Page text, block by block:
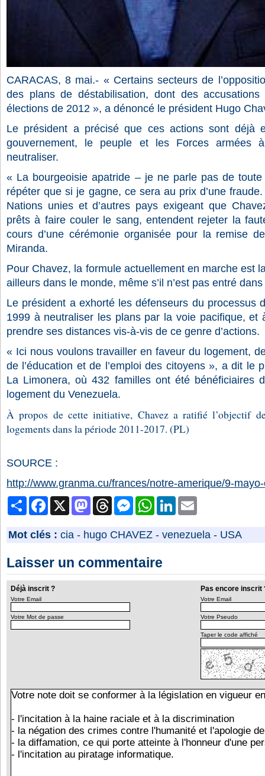
CARACAS, 8 mai.- « Certains secteurs de
des plans de déstabilisation, dont des
élections de 2012 », a dénoncé le président Hugo
Le président a précisé que ces actions sont déjà
gouvernement, le peuple et les Forces armées
neutraliser.
« La bourgeoisie apatride – je ne parle pas de toute
répéter que si je gagne, ce sera au prix d’une
Nations unies et d’autres pays exigeant que
prêts à faire couler le sang, entendent rejeter la
cours d’une cérémonie organisée pour la remise
Miranda.
Pour Chavez, la formule actuellement en marche est
ailleurs dans le monde, même s’il n’est pas entré
Le président a exhorté les défenseurs du processus
1999 à neutraliser les plans par la voie pacifique, et
prendre ses distances vis-à-vis de ce genre d’actions.
« Ici nous voulons travailler en faveur du logement,
de l’éducation et de l’emploi des citoyens », a dit le
La Limonera, où 432 familles ont été bénéficiaires
logement du Venezuela.
À propos de cette initiative, Chavez a ratifié l’objectif
logements dans la période 2011-2017. (PL)
SOURCE :
http://www.granma.cu/frances/notre-amerique/9-
PartagerFacebook MastodonThreads MessengerWhatsAppLinkedIn
Mot clés : cia - hugo CHAVEZ - venezuela - USA
Laisser un commentaire
Déjà inscrit ? Pas encore inscrit
Votre Email
Votre Mot de passe
Votre Email
Votre Pseudo
Taper le code affiché